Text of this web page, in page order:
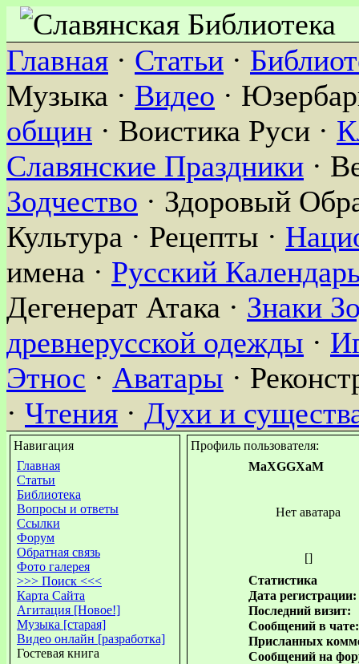
Главная · Статьи ·
Музыка · Видео ·
общин · Воистика Руси ·
Славянские Праздники ·
Зодчество · Здоровый
Культура · Рецепты ·
имена · Русский
Дегенерат Атака · Знаки
древнерусской одежды ·
Этнос · Аватары ·
· Чтения · Духи и
Навигация
Главная
Статьи
Библиотека
Вопросы и ответы
Ссылки
Форум
Обратная связь
Фото галерея
>>> Поиск <<<
Карта Сайта
Агитация [Новое!]
Музыка [старая]
Видео онлайн [разработка]
Гостевая книга
Профиль пользователя:
MaXGGXaM
Нет аватара
[]
Статистика
Дата регистрации:
Последний визит:
Сообщений в чате:
Присланных
Сообщений на